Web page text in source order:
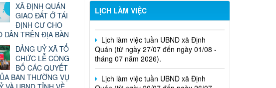
LỊCH LÀM VIỆC
tháng 08 năm 2026).
Quán (từ ngày 27/07 đến ngày 01/08 -
tháng 07 năm 2026).
Lịch làm việc tuần UBND xã Định
Quán (từ ngày 20/07 đến ngày 26/07 -
tháng 07 năm 2026).
XÃ ĐỊNH QUÁN
GIAO ĐẤT Ở TÁI
ĐỊNH CƯ CHO
DÂN TRÊN ĐỊA BÀN
ĐẢNG UỶ XÃ TỔ
CHỨC LỄ CÔNG
BỐ CÁC QUYẾT
BAN THƯỜNG VỤ